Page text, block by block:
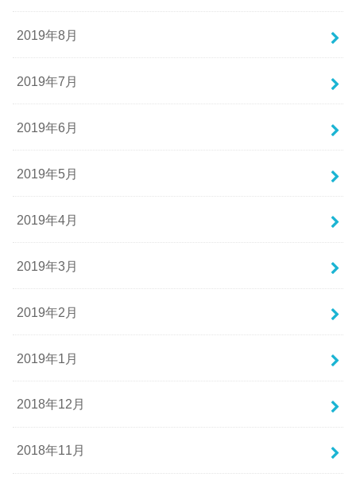
2019年8月
2019年7月
2019年6月
2019年5月
2019年4月
2019年3月
2019年2月
2019年1月
2018年12月
2018年11月